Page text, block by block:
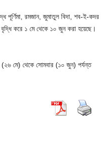
পূর্ণিমা, রমজান, জুমাতুল বিদা, শব-ই-কদর
করে ১ মে থেকে ১০ জুন করা হয়েছে।
(২৬ মে) থেকে সোমবার (১০ জুন) পর্যন্ত